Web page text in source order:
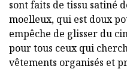
sont faits de tissu satiné
moelleux, qui est doux
empêche de glisser du
pour tous ceux qui
vêtements organisés et